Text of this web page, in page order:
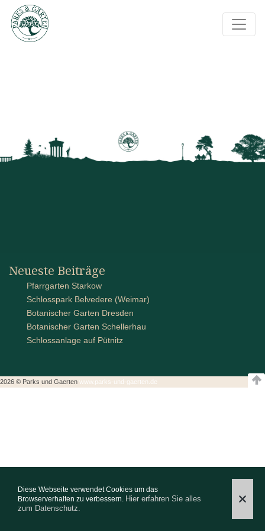
Diese Webseite verwendet Cookies um das
Browserverhalten zu verbessern. Hier erfahren Sie alles
zum Datenschutz.
Regionennewsletter
Neueste Beiträge
Pfarrgarten Starkow
Schlosspark Belvedere (Weimar)
Botanischer Garten Dresden
Botanischer Garten Schellerhau
Schlossanlage auf Pütnitz
2026 © Parks und Gaerten www.parks-und-gaerten.de